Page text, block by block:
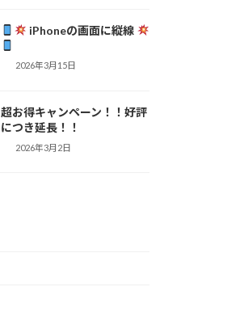
iPhoneの画面に縦線
2026年3月15日
超お得キャンペーン！！好評
につき延長！！
2026年3月2日